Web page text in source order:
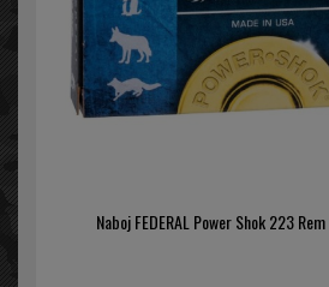
Naboj FEDERAL Power Shok 223